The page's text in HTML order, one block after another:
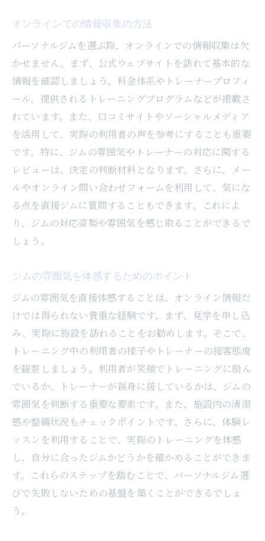
オンラインでの情報収集の方法
パーソナルジムを選ぶ際、オンラインでの情報収集は欠
かせません。まず、公式ウェブサイトを訪れて基本的な
情報を確認しましょう。料金体系やトレーナープロフィ
ール、提供されるトレーニングプログラムなどが掲載さ
れています。また、口コミサイトやソーシャルメディア
を活用して、実際の利用者の声を参考にすることも重要
です。特に、ジムの雰囲気やトレーナーの対応に関する
レビューは、決定の判断材料となります。さらに、メー
ルやオンライン問い合わせフォームを利用して、気にな
る点を直接ジムに質問することもできます。これによ
り、ジムの対応姿勢や雰囲気を感じ取ることができるで
しょう。
ジムの雰囲気を体感するためのポイント
ジムの雰囲気を直接体感することは、オンライン情報だ
けでは得られない貴重な経験です。まず、見学を申し込
み、実際に施設を訪れることをお勧めします。そこで、
トレーニング中の利用者の様子やトレーナーの接客態度
を観察しましょう。利用者が笑顔でトレーニングに励ん
でいるか、トレーナーが親身に接しているかは、ジムの
雰囲気を判断する重要な要素です。また、施設内の清潔
感や整備状況もチェックポイントです。さらに、体験レ
ッスンを利用することで、実際のトレーニングを体感
し、自分に合ったジムかどうかを確かめることができま
す。これらのステップを踏むことで、パーソナルジム選
びで失敗しないための基盤を築くことができるでしょ
う。